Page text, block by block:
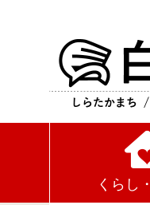
くらし